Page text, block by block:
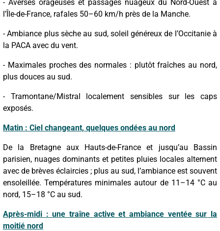
- Averses orageuses et passages nuageux du Nord-Ouest à
l’Île-de-France, rafales 50–60 km/h près de la Manche.
- Ambiance plus sèche au sud, soleil généreux de l’Occitanie à
la PACA avec du vent.
- Maximales proches des normales : plutôt fraîches au nord,
plus douces au sud.
- Tramontane/Mistral localement sensibles sur les caps
exposés.
Matin : Ciel changeant, quelques ondées au nord
De la Bretagne aux Hauts-de-France et jusqu’au Bassin
parisien, nuages dominants et petites pluies locales alternent
avec de brèves éclaircies ; plus au sud, l’ambiance est souvent
ensoleillée. Températures minimales autour de 11–14 °C au
nord, 15–18 °C au sud.
Après-midi : une traîne active et ambiance ventée sur la
moitié nord